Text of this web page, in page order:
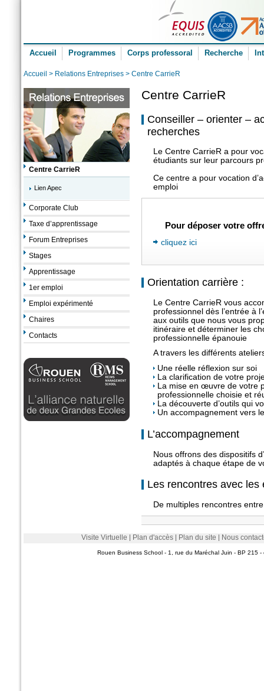
Accueil Programmes Corps professoral Recherche
Accueil > Relations Entreprises > Centre CarrieR
Centre CarrieR
Lien Apec
Corporate Club
Taxe d’apprentissage
Forum Entreprises
Stages
Apprentissage
1er emploi
Emploi expérimenté
Chaires
Contacts
Centre CarrieR
Conseiller – orienter –
recherches
Le Centre CarrieR a pour
étudiants sur leur parcours
Ce centre a pour vocation
emploi
Pour déposer votre
cliquez ici
Orientation carrière :
Le Centre CarrieR vous
professionnel dès l’entrée à
aux outils que nous vous
itinéraire et déterminer les
professionnelle épanouie
A travers les différents
Une réelle réflexion sur soi
La clarification de votre
La mise en œuvre de votre
professionnelle choisie et
La découverte d’outils qui
Un accompagnement vers
L’accompagnement
Nous offrons des dispositifs
adaptés à chaque étape de
Les rencontres avec les
De multiples rencontres
Visite Virtuelle Plan d'accès Plan du site Nous
Rouen Business School - 1, rue du Maréchal Juin - BP 215